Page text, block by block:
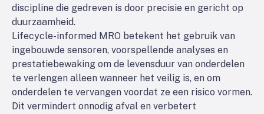
discipline die gedreven is door precisie en gericht op
duurzaamheid.
Lifecycle-informed MRO betekent het gebruik van
ingebouwde sensoren, voorspellende analyses en
prestatiebewaking om de levensduur van onderdelen
te verlengen alleen wanneer het veilig is, en om
onderdelen te vervangen voordat ze een risico vormen.
Dit vermindert onnodig afval en verbetert